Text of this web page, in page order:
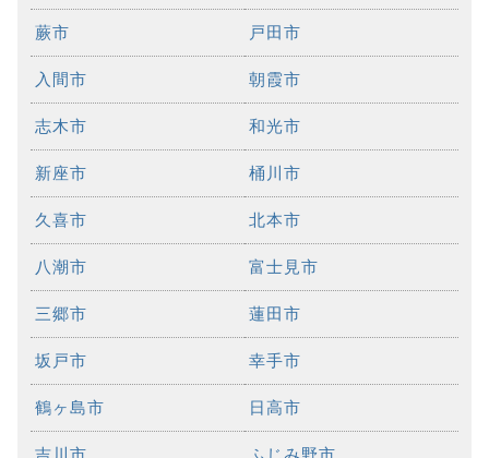
蕨市 戸田市
入間市 朝霞市
志木市 和光市
新座市 桶川市
久喜市 北本市
八潮市 富士見市
三郷市 蓮田市
坂戸市 幸手市
鶴ヶ島市 日高市
吉川市 ふじみ野市